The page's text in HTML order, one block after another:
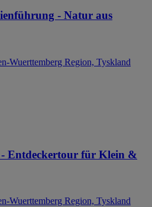
- Natur aus
Wuerttemberg Region, Tyskland
Entdeckertour für Klein &
Wuerttemberg Region, Tyskland